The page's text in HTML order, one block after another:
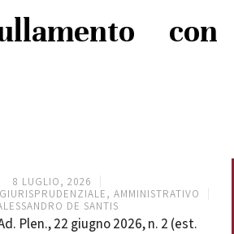
con
8 LUGLIO, 2026
, AMMINISTRATIVO
DE SANTIS
Plen., 22 giugno 2026, n. 2 (est.